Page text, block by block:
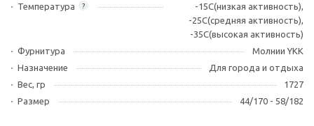
?
Температура
-15С(низкая активность),
-25C(средняя активность),
-35C(высокая активность)
Фурнитура
Молнии YKK
Назначение
Для города и отдыха
Вес, гр
1727
Размер
44/170 - 58/182